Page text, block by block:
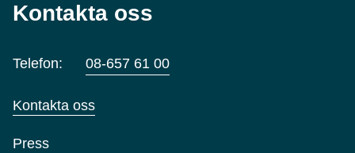
Kontakta oss
Telefon: 08-657 61 00
Kontakta oss
Press